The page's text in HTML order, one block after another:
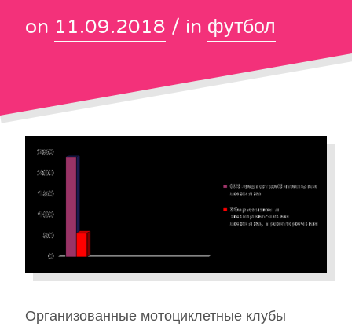
on 11.09.2018 / in футбол
Организованные мотоциклетные клубы